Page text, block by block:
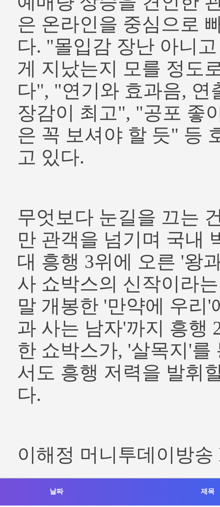
은 온라인을 중심으로
다. "몰입감 장난 아니
게 지났는지 모를 정도
다", "연기와 효과음, 연
장감이 최고", "공포 좋
은 꼭 보셔야 할 듯" 등
고 있다.
무엇보다 눈길을 끄는
만 관객을 넘기며 국내
대 흥행 3위에 오른 '왕
사 쇼박스의 신작이라
말 개봉한 '만약에 우리'
과 사는 남자'까지 흥행
한 쇼박스가, '살목지'를
서도 흥행 저력을 발휘
다.
이해정 머니투데이방
날짜 제목